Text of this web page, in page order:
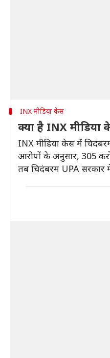
INX मीडिया केस
क्या है INX मीडिया
INX मीडिया केस में
आरोपों के अनुसार, 305
तब चिदंबरम UPA सरकार